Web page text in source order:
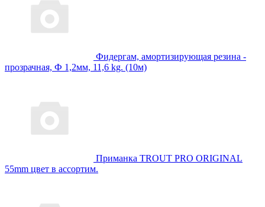
Фидергам, амортизирующая резина -
прозрачная, Ф 1,2мм, 11,6 kg. (10м)
Приманка TROUT PRO ORIGINAL
55mm цвет в ассортим.